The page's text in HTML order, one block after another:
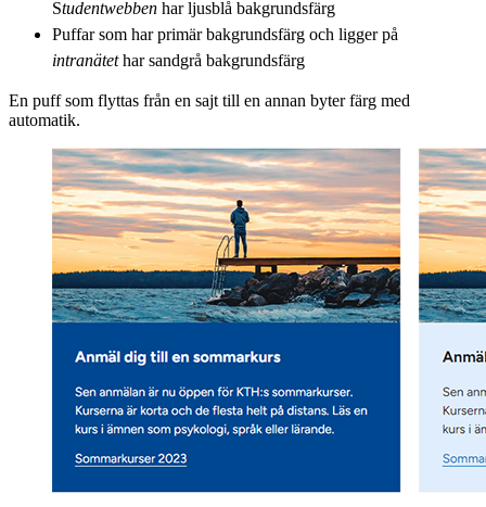
Studentwebben har ljusblå bakgrundsfärg
Puffar som har primär bakgrundsfärg och ligger på
intranätethar sandgrå bakgrundsfärg
En puff som flyttas från en sajt till en annan byter färg med
automatik.